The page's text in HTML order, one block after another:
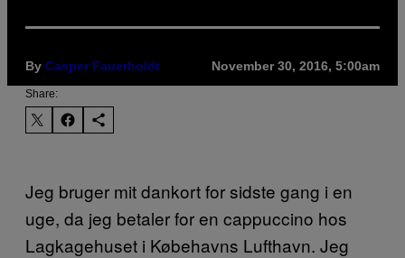
By Casper Fauerholdt November 30, 2016, 5:00am
Share:
Jeg bruger mit dankort for sidste gang i en
uge, da jeg betaler for en cappuccino hos
Lagkagehuset i Købehavns Lufthavn. Jeg